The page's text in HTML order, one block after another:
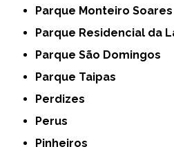
Parque Monteiro Soares
Parque Residencial da
Parque São Domingos
Parque Taipas
Perdizes
Perus
Pinheiros